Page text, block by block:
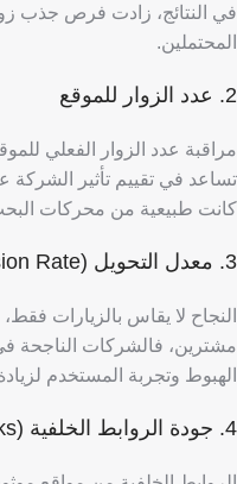
في النتائج، زادت فرص جذب
المحتملين.
2. عدد الزوار للموقع
مراقبة عدد الزوار الفعلي
تساعد في تقييم تأثير الشركة
كانت طبيعية من محركات
3. معدل التحويل (Conversion Rate)
النجاح لا يقاس بالزيارات
مشترين، فالشركات
الهبوط وتجربة المستخدم
4. جودة الروابط الخلفية (Backlinks)